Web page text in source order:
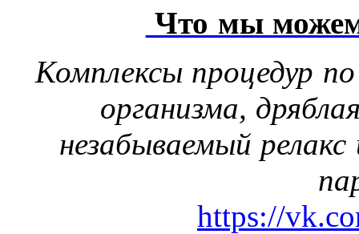
Что мы
Комплексы процедур
организма,
незабываемый
https://